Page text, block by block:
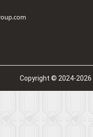
Copyright © 2024-2026